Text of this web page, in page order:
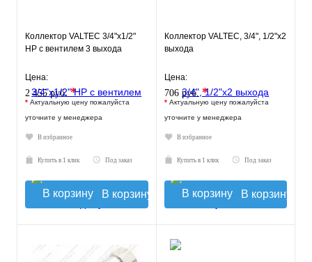
Коллектор VALTEC 3/4"х1/2"
НР с вентилем 3 выхода
Цена:
2 455 руб.*
* Актуальную цену пожалуйста
уточните у менеджера
В избранное
Купить в 1 клик Под заказ
В корзину
Коллектор VALTEC, 3/4", 1/2"х2
выхода
Цена:
706 руб.*
* Актуальную цену пожалуйста
уточните у менеджера
В избранное
Купить в 1 клик Под заказ
В корзину